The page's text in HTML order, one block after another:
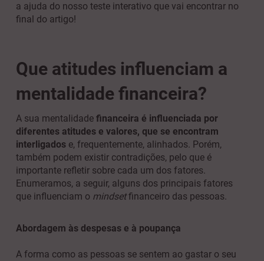
a ajuda do nosso teste interativo que vai encontrar no
final do artigo!
Que atitudes influenciam a
mentalidade financeira?
A sua mentalidade financeira é influenciada por
diferentes atitudes e valores, que se encontram
interligados e, frequentemente, alinhados. Porém,
também podem existir contradições, pelo que é
importante refletir sobre cada um dos fatores.
Enumeramos, a seguir, alguns dos principais fatores
que influenciam o mindsetfinanceiro das pessoas.
Abordagem às despesas e à poupança
A forma como as pessoas se sentem ao gastar o seu